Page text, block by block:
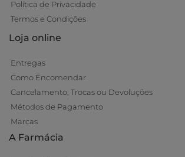
Política de Privacidade
Termos e Condições
Loja online
Entregas
Como Encomendar
Cancelamento, Trocas ou Devoluções
Métodos de Pagamento
Marcas
A Farmácia